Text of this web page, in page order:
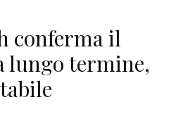
conferma il
lungo termine,